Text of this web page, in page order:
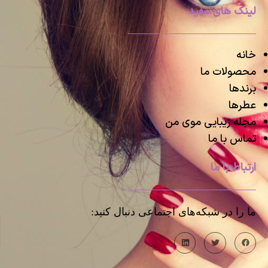
لینک های مفید
خانه
محصولات ما
برندها
عطرها
مجله زیبایی موی من
تماس با ما
ارتباط با ما
ما را در شبکه‌های اجتماعی دنبال کنید: